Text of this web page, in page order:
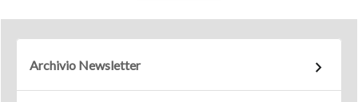
Archivio Newsletter